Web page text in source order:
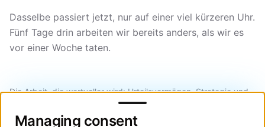
Dasselbe passiert jetzt, nur auf einer viel kürzeren Uhr.
Fünf Tage drin arbeiten wir bereits anders, als wir es
vor einer Woche taten.
Die Arbeit, die wertvoller wird: Urteilsvermögen, Strategie und
die Entscheidungen, die keine KI für Sie treffen wird
Managing consent
Managing consent